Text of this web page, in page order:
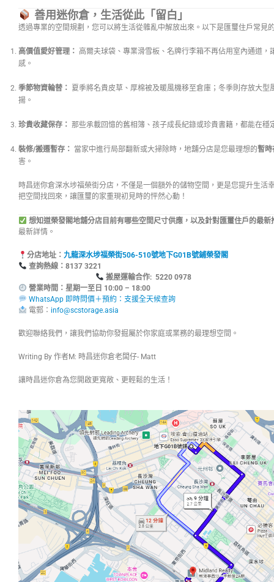
善用迷你倉，生活從此「留白」
透過專業的空間規劃，您可以將生活從雜亂中解放出來。以下是匯璽住戶常見
高價值愛好管理： 高爾夫球袋、專業滑雪板、名牌行李箱不再佔用室內通道，
感。
季節物資輪替： 夏季將名貴皮草、厚棉被及暖風機移至倉庫；冬季則存放大型
揚。
珍貴收藏保存： 那些承載回憶的舊相簿、孩子成長紀錄或珍貴書籍，都能在穩
裝修/搬遷暫存： 當家中進行局部翻新或大掃除時，地舖分店是您最理想的暫時
害。
時昌迷你倉深水埗福榮街分店，不僅是一個額外的儲物空間，更是您提升生活
把空間找回來，讓匯璽的家重現初見時的怦然心動！
想知道榮發閣地舖分店目前有哪些空間尺寸供應，以及針對匯璽住戶的最新
最新詳情。
分店地址： 九龍深水埗福榮街506-510號地下G01B號鋪榮發閣
查詢熱線：
搬屋運輸合作: 5220 0978
營業時間：星期一至日 10:00 – 18:00
WhatsApp 即時問價＋預約：支援全天候查詢
電郵： info@scstorage.asia
歡迎聯絡我們，讓我們協助你發掘屬於你家庭或業務的最理想空間。
Writing By 作者M: 時昌迷你倉老闆仔- Matt
讓時昌迷你倉為您開啟更寬敞、更輕鬆的生活！